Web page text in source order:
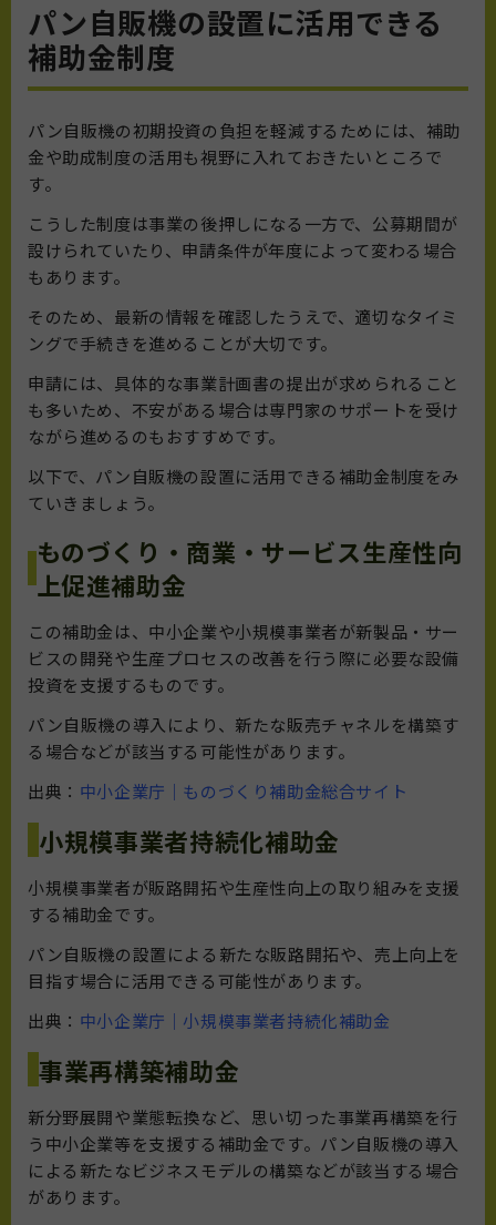
パン自販機の設置に活用できる
補助金制度
パン自販機の初期投資の負担を軽減するためには、補助
金や助成制度の活用も視野に入れておきたいところで
す。
こうした制度は事業の後押しになる一方で、公募期間が
設けられていたり、申請条件が年度によって変わる場合
もあります。
そのため、最新の情報を確認したうえで、適切なタイミ
ングで手続きを進めることが大切です。
申請には、具体的な事業計画書の提出が求められること
も多いため、不安がある場合は専門家のサポートを受け
ながら進めるのもおすすめです。
以下で、パン自販機の設置に活用できる補助金制度をみ
ていきましょう。
ものづくり・商業・サービス生産性向
上促進補助金
この補助金は、中小企業や小規模事業者が新製品・サー
ビスの開発や生産プロセスの改善を行う際に必要な設備
投資を支援するものです。
パン自販機の導入により、新たな販売チャネルを構築す
る場合などが該当する可能性があります。
出典： 中小企業庁｜ものづくり補助金総合サイト
小規模事業者持続化補助金
小規模事業者が販路開拓や生産性向上の取り組みを支援
する補助金です。
パン自販機の設置による新たな販路開拓や、売上向上を
目指す場合に活用できる可能性があります。
出典： 中小企業庁｜小規模事業者持続化補助金
事業再構築補助金
新分野展開や業態転換など、思い切った事業再構築を行
う中小企業等を支援する補助金です。パン自販機の導入
による新たなビジネスモデルの構築などが該当する場合
があります。